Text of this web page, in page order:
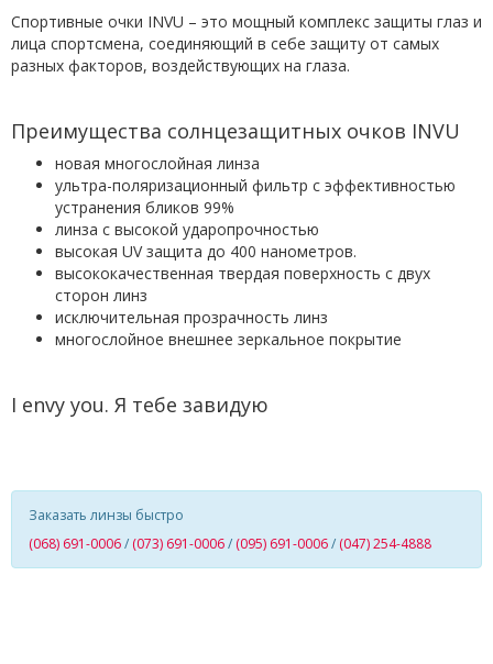
Спортивные очки INVU – это мощный комплекс защиты глаз и
лица спортсмена, соединяющий в себе защиту от самых
разных факторов, воздействующих на глаза.
Преимущества солнцезащитных очков INVU
новая многослойная линза
ультра-поляризационный фильтр с эффективностью
устранения бликов 99%
линза с высокой ударопрочностью
высокая UV защита до 400 нанометров.
высококачественная твердая поверхность с двух
сторон линз
исключительная прозрачность линз
многослойное внешнее зеркальное покрытие
I envy you. Я тебе завидую
Заказать линзы быстро
(068) 691-0006/ (073) 691-0006/ (095) 691-0006/ (047) 254-4888